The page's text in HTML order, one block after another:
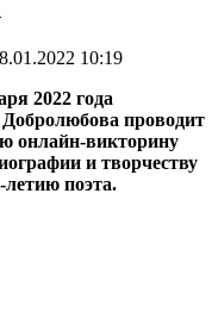
10:19
2022 года
Добролюбова проводит
онлайн-викторину
и творчеству
поэта.